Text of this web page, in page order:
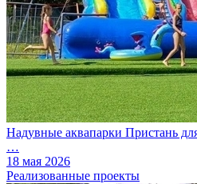
Надувные аквапарки Пристань
…
18 мая 2026
Реализованные проекты